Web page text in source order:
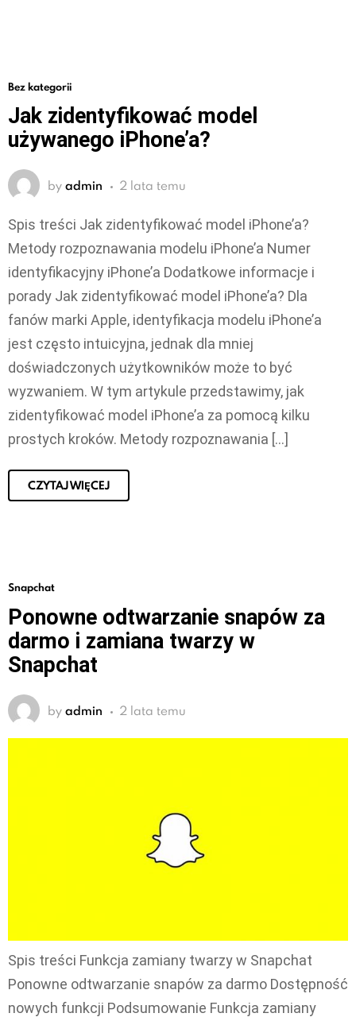
Bez kategorii
Jak zidentyfikować model
używanego iPhone’a?
by admin 2 lata temu
Spis treści Jak zidentyfikować model iPhone’a?
Metody rozpoznawania modelu iPhone’a Numer
identyfikacyjny iPhone’a Dodatkowe informacje i
porady Jak zidentyfikować model iPhone’a? Dla
fanów marki Apple, identyfikacja modelu iPhone’a
jest często intuicyjna, jednak dla mniej
doświadczonych użytkowników może to być
wyzwaniem. W tym artykule przedstawimy, jak
zidentyfikować model iPhone’a za pomocą kilku
prostych kroków. Metody rozpoznawania […]
CZYTAJ WIĘCEJ
Snapchat
Ponowne odtwarzanie snapów za
darmo i zamiana twarzy w
Snapchat
by admin 2 lata temu
Spis treści Funkcja zamiany twarzy w Snapchat
Ponowne odtwarzanie snapów za darmo Dostępność
nowych funkcji Podsumowanie Funkcja zamiany